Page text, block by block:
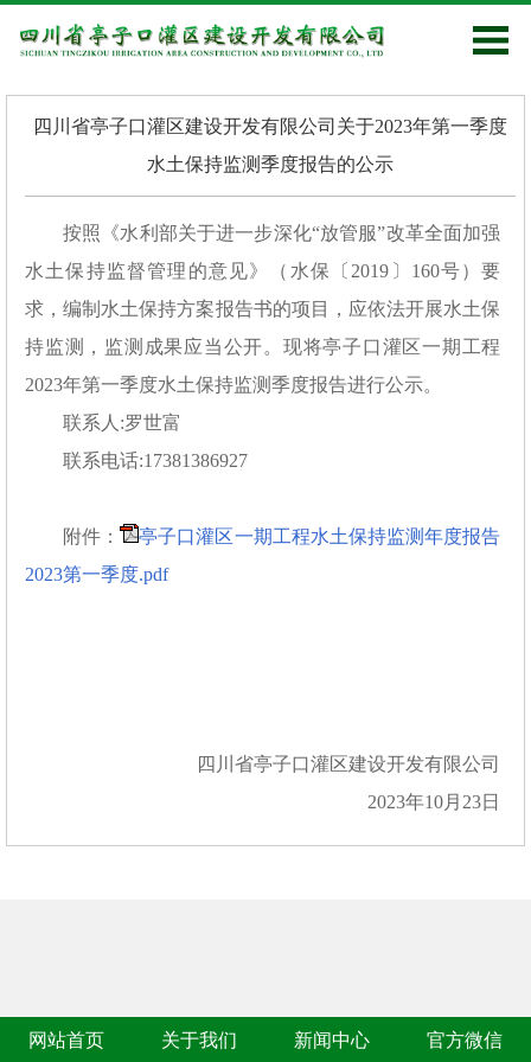
四川省亭子口灌区建设开发有限公司关于2023年第一季度
水土保持监测季度报告的公示
按照《水利部关于进一步深化“放管服”改革全面加强
水土保持监督管理的意见》（水保〔2019〕160号）要
求，编制水土保持方案报告书的项目，应依法开展水土保
持监测，监测成果应当公开。现将亭子口灌区一期工程
2023年第一季度水土保持监测季度报告进行公示。
联系人:罗世富
联系电话:17381386927
附件：
亭子口灌区一期工程水土保持监测年度报告
2023第一季度.pdf
四川省亭子口灌区建设开发有限公司
2023年10月23日
网站首页 关于我们 新闻中心 官方微信